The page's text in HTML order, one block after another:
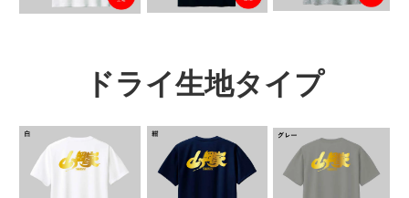
ドライ生地タイプ